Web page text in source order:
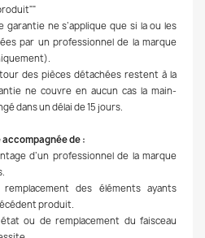
garantie ne s’applique que si la ou les
par un professionnel de la marque
des pièces détachées restent à la
ne couvre en aucun cas la main-
dans un délai de 15 jours.
de :
d’un professionnel de la marque
des éléments ayants
produit.
ou de remplacement du faisceau